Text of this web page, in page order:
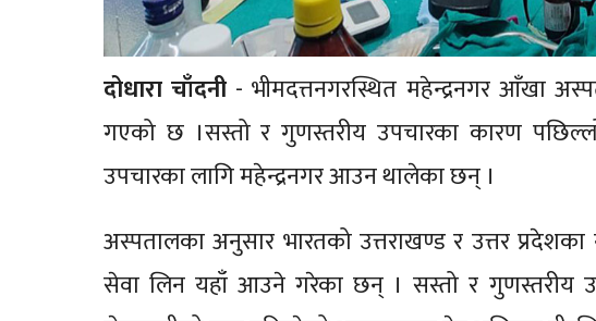
दोधारा चाँदनी- भीमदत्तनगरस्थित महेन्द्रनगर आँखा
गएको छ ।सस्तो र गुणस्तरीय उपचारका कारण पछिल्लो
उपचारका लागि महेन्द्रनगर आउन थालेका छन् ।
अस्पतालका अनुसार भारतको उत्तराखण्ड र उत्तर
सेवा लिन यहाँ आउने गरेका छन् । सस्तो र गुणस्तरीय